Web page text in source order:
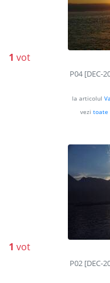
1 vot
P04 [DEC-
la articolul
vezi toate
1 vot
P02 [DEC-